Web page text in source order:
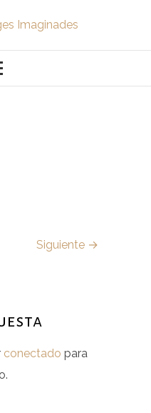
Siguiente →
conectado para